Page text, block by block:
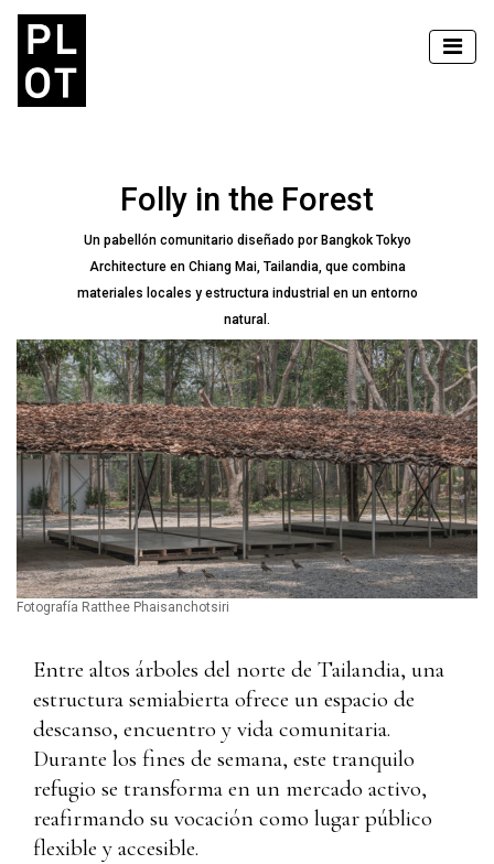
Folly in the Forest
Un pabellón comunitario diseñado por Bangkok Tokyo
Architecture en Chiang Mai, Tailandia, que combina
materiales locales y estructura industrial en un entorno
natural.
Fotografía Ratthee Phaisanchotsiri
Entre altos árboles del norte de Tailandia, una
estructura semiabierta ofrece un espacio de
descanso, encuentro y vida comunitaria.
Durante los fines de semana, este tranquilo
refugio se transforma en un mercado activo,
reafirmando su vocación como lugar público
flexible y accesible.